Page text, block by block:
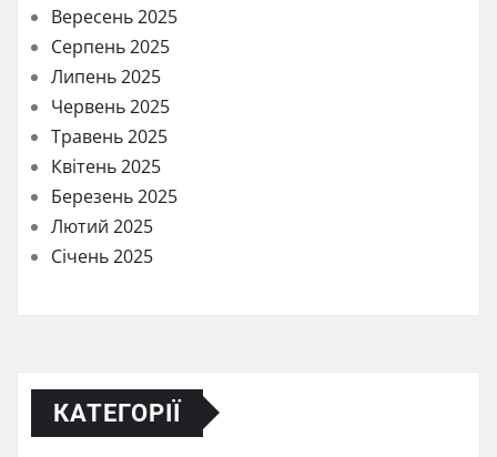
Вересень 2025
Серпень 2025
Липень 2025
Червень 2025
Травень 2025
Квітень 2025
Березень 2025
Лютий 2025
Січень 2025
КАТЕГОРІЇ